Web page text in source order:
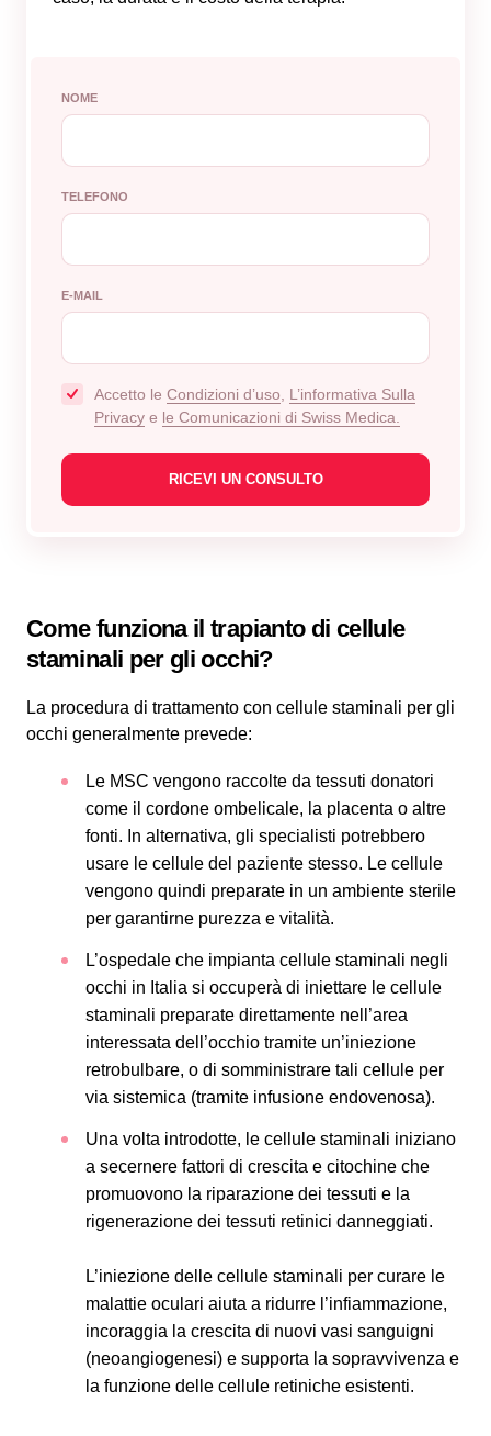
NOME
TELEFONO
E-MAIL
Accetto le Сondizioni d’uso
L’informativa Sulla
Privacy e le Comunicazioni di Swiss Medica.
Come funziona iltrapianto di cellule
staminali per gli occhi?
La procedura di trattamento con cellule staminali per gli
occhi generalmente prevede:
Le MSC vengono raccolte da tessuti donatori
come il cordone ombelicale, la placenta o altre
fonti. In alternativa, gli specialisti potrebbero
usare le cellule del paziente stesso. Le cellule
vengono quindi preparate in un ambiente sterile
per garantirne purezza e vitalità.
L’ospedale che impianta cellule staminali negli
occhi in Italia si occuperà di iniettare le cellule
staminali preparate direttamente nell’area
interessata dell’occhio tramite un’iniezione
retrobulbare, o di somministrare tali cellule per
via sistemica (tramite infusione endovenosa).
Una volta introdotte, le cellule staminali iniziano
a secernere fattori di crescita e citochine che
promuovono la riparazione dei tessuti e la
rigenerazione dei tessuti retinici danneggiati.
L’iniezione delle cellule staminali per curare le
malattie oculari aiuta a ridurre l’infiammazione,
incoraggia la crescita di nuovi vasi sanguigni
(neoangiogenesi) e supporta la sopravvivenza e
la funzione delle cellule retiniche esistenti.